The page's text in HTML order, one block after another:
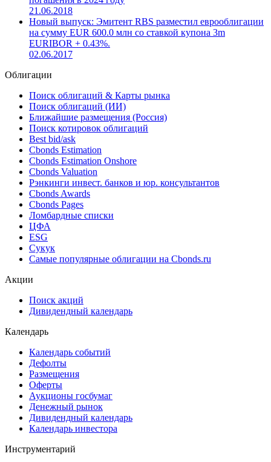
21.06.2018
Новый выпуск: Эмитент RBS разместил еврооблигации
(US780097BH35) на сумму USD 750.0 млн со сроком
погашения в 2024 году
21.06.2018
на сумму EUR 600.0 млн со ставкой купона 3m
02.06.2017
Облигации
Поиск облигаций & Карты рынка
Поиск облигаций (ИИ)
Ближайшие размещения (Россия)
Поиск котировок облигаций
Best bid/ask
Cbonds Estimation
Cbonds Estimation Onshore
Cbonds Valuation
Рэнкинги инвест. банков и юр. консультантов
Cbonds Awards
Cbonds Pages
Ломбардные списки
ESG
Самые популярные облигации на Cbonds.ru
Дивидендный календарь
Календарь
Календарь событий
Дефолты
Размещения
Оферты
Аукционы госбумаг
Денежный рынок